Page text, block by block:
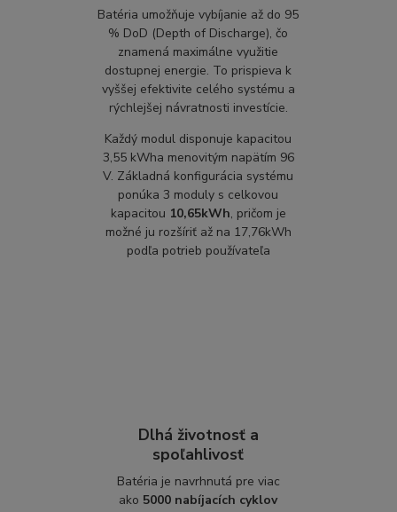
Batéria umožňuje vybíjanie až do 95
% DoD (Depth of Discharge), čo
znamená maximálne využitie
dostupnej energie. To prispieva k
vyššej efektivite celého systému a
rýchlejšej návratnosti investície.
Každý modul disponuje kapacitou
3,55 kWha menovitým napätím 96
V. Základná konfigurácia systému
ponúka 3 moduly s celkovou
kapacitou 10,65kWh, pričom je
možné ju rozšíriť až na 17,76kWh
podľa potrieb používateľa
Dlhá životnosť a
spoľahlivosť
Batéria je navrhnutá pre viac
ako 5000 nabíjacích cyklov